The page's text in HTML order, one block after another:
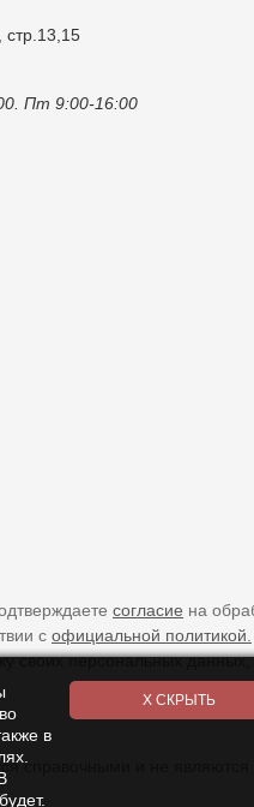
стр.13,15
Пт 9:00-16:00
согласие на
с официальной политикой.
своих персональных
справочными и не являются
в